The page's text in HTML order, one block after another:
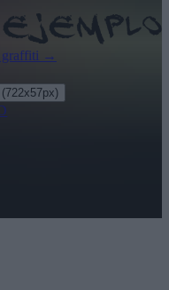
graffiti →
(722x57px)